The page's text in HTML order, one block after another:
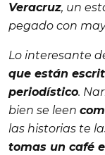
Veracruz, un
pegado con
Lo interesante
que están
periodístico.
bien se leen
las historias te
tomas un café